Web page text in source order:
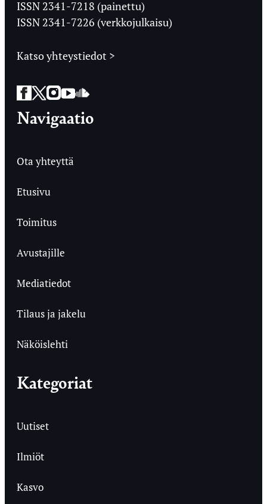
ISSN 2341-7218 (painettu)
ISSN 2341-7226 (verkkojulkaisu)
Katso yhteystiedot >
Facebook
Twitter
Instagram
YouTube
SoundCloud
Navigaatio
Ota yhteyttä
Etusivu
Toimitus
Avustajille
Mediatiedot
Tilaus ja jakelu
Näköislehti
Kategoriat
Uutiset
Ilmiöt
Kasvo